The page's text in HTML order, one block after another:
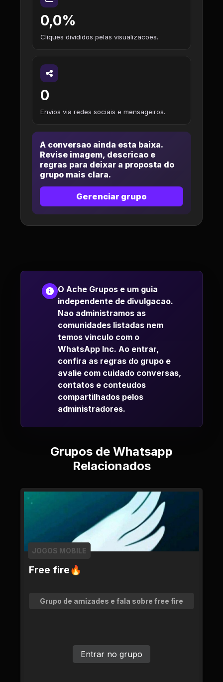
0,0%
Cliques divididos pelas visualizacoes.
0
Envios via redes sociais e mensageiros.
A conversao ainda esta baixa.
Revise imagem, descricao e
regras para deixar a proposta do
grupo mais clara.
Gerenciar grupo
O Ache Grupos e um guia
independente de divulgacao.
Nao administramos as
comunidades listadas nem
temos vinculo com o
WhatsApp Inc. Ao entrar,
confira as regras do grupo e
avalie com cuidado conversas,
contatos e conteudos
compartilhados pelos
administradores.
Grupos de Whatsapp
Relacionados
Free fire🔥
JOGOS MOBILE
Grupo de amizades e fala sobre free fire
Entrar no grupo